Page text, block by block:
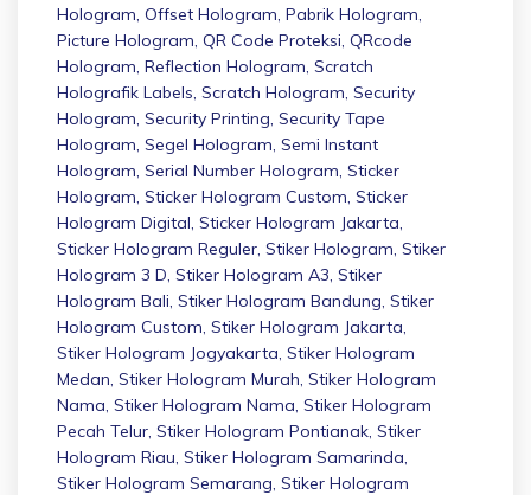
Hologram, Offset Hologram, Pabrik Hologram,
Picture Hologram, QR Code Proteksi, QRcode
Hologram, Reflection Hologram, Scratch
Holografik Labels, Scratch Hologram, Security
Hologram, Security Printing, Security Tape
Hologram, Segel Hologram, Semi Instant
Hologram, Serial Number Hologram, Sticker
Hologram, Sticker Hologram Custom, Sticker
Hologram Digital, Sticker Hologram Jakarta,
Sticker Hologram Reguler, Stiker Hologram, Stiker
Hologram 3 D, Stiker Hologram A3, Stiker
Hologram Bali, Stiker Hologram Bandung, Stiker
Hologram Custom, Stiker Hologram Jakarta,
Stiker Hologram Jogyakarta, Stiker Hologram
Medan, Stiker Hologram Murah, Stiker Hologram
Nama, Stiker Hologram Nama, Stiker Hologram
Pecah Telur, Stiker Hologram Pontianak, Stiker
Hologram Riau, Stiker Hologram Samarinda,
Stiker Hologram Semarang, Stiker Hologram